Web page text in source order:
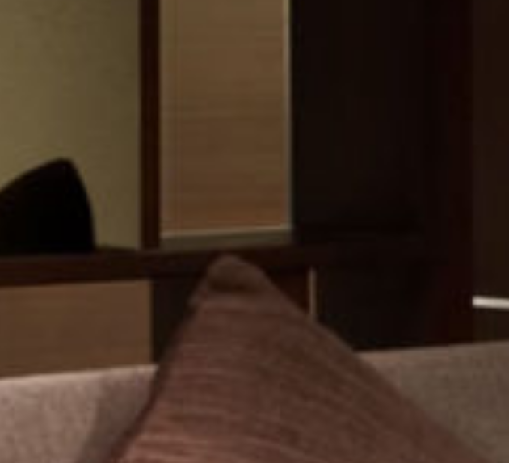
CHARMING
CITY
HOTELS
GROUP